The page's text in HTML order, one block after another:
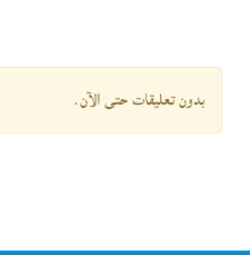
بدون تعليقات حتى الآن.